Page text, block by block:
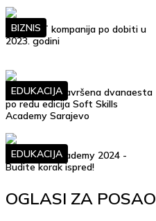
Top 10 IT kompanija po dobiti u
2023. godini
BIZNIS
Uspješno je završena dvanaesta
po redu edicija Soft Skills
Academy Sarajevo
EDUKACIJA
Soft Skills Academy 2024 -
Budite korak ispred!
EDUKACIJA
OGLASI ZA POSAO